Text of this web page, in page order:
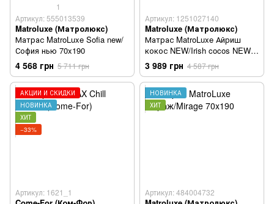
1
Артикул: 555013539
Matroluxe (Матролюкс)
Матрас MatroLuxe Sofia new/
София нью 70x190
4 568 грн 5 711 грн
Артикул: 1251027140
Matroluxe (Матролюкс)
Матрас MatroLuxe Айриш
кокос NEW/Irish cocos NEW
70x190
3 989 грн 4 587 грн
АКЦИИ И СКИДКИ
НОВИНКА
ХИТ
−33%
Артикул: 1621_1
НОВИНКА
ХИТ
Артикул: 484004732